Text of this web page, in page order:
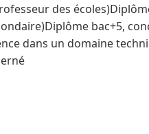
des
bac+5,
dans un domaine